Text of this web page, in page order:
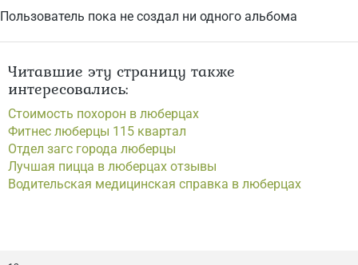
Пользователь пока не создал ни одного альбома
Читавшие эту страницу также
интересовались:
Стоимость похорон в люберцах
Фитнес люберцы 115 квартал
Отдел загс города люберцы
Лучшая пицца в люберцах отзывы
Водительская медицинская справка в люберцах